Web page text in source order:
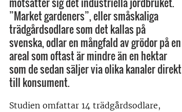
”Market gardeners”, eller småskaliga
trädgårdsodlare som det kallas på
svenska, odlar en mångfald av grödor på en
areal som oftast är mindre än en hektar
som de sedan säljer via olika kanaler direkt
till konsument.
Studien omfattar 14 trädgårdsodlare,